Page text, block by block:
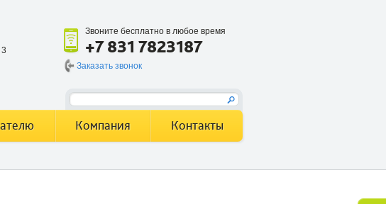
Звоните бесплатно в любое время
+7 831 7823187
Заказать звонок
Компания Контакты